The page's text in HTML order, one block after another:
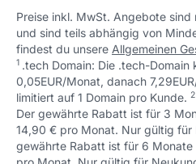
Schön, dass ich dir
Tut mir leid, du
+49 (0) 451 / 70 99
Schön, dass ich dir
Tut mir leid, du
+49 (0) 451 / 70 99
Schön, dass ich dir
Tut mir leid, du
+49 (0) 451 / 70 99
Preise inkl. MwSt. Angebote
und sind teils abhängig von
findest du unsere Allgemeinen
1 .tech Domain: Die .tech-Domain
0,05EUR/Monat, danach
limitiert auf 1 Domain pro Kunde. 2
Der gewährte Rabatt ist für 3
14,90 € pro Monat. Nur gültig für
gewährte Rabatt ist für 6